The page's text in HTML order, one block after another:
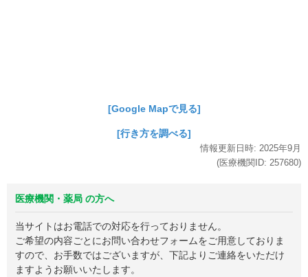
[Google Mapで見る]
[行き方を調べる]
情報更新日時: 2025年9月
(医療機関ID: 257680)
医療機関・薬局 の方へ
当サイトはお電話での対応を行っておりません。
ご希望の内容ごとにお問い合わせフォームをご用意しておりま
すので、お手数ではございますが、下記よりご連絡をいただけ
ますようお願いいたします。